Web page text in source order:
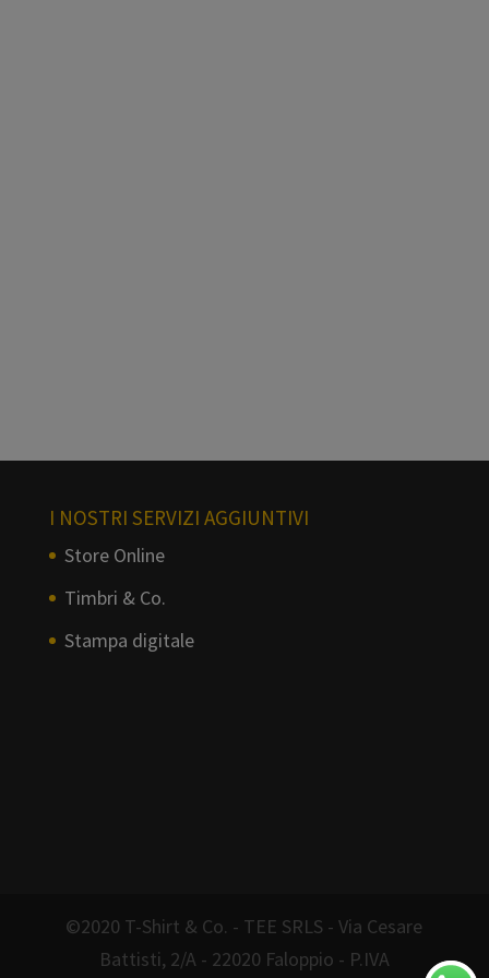
I NOSTRI SERVIZI AGGIUNTIVI
Store Online
Timbri & Co.
Stampa digitale
©2020 T-Shirt & Co. - TEE SRLS - Via Cesare
Battisti, 2/A - 22020 Faloppio - P.IVA